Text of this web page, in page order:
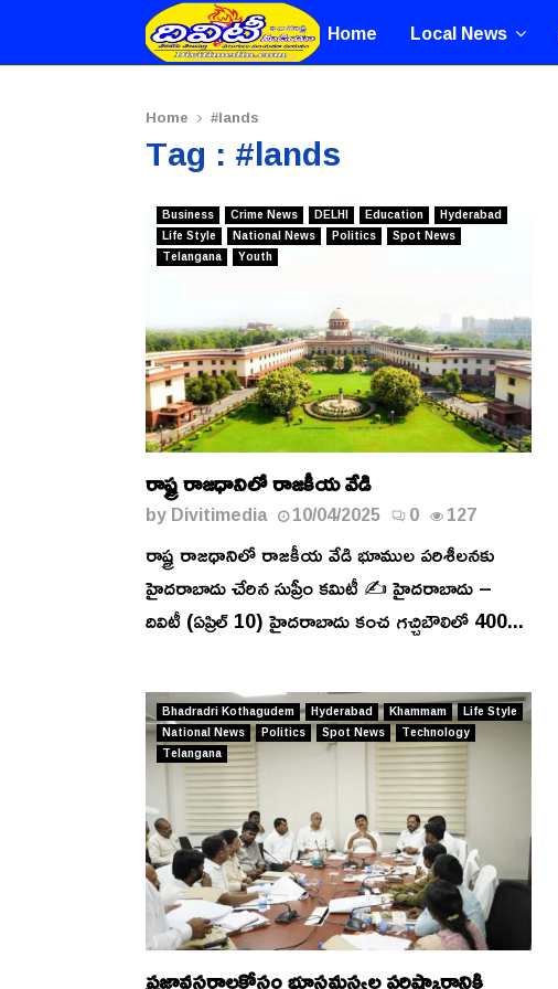
Home Local News
Home #lands
Tag : #lands
Business Crime News DELHI Education
Hyderabad
Life Style
National News Politics
Spot News
Telangana
Youth
రాష్ట్ర రాజధానిలో రాజకీయ వేడి
byDivitimedia 10/04/2025 0 127
రాష్ట్ర రాజధానిలో రాజకీయ వేడి భూముల పరిశీలనకు
హైదరాబాదు చేరిన సుప్రీం కమిటీ ✍️ హైదరాబాదు –
దివిటీ (ఏప్రిల్ 10) హైదరాబాదు కంచ గచ్చిబౌలిలో 400...
Bhadradri Kothagudem Hyderabad Khammam
Life Style
National News
Politics Spot News
Technology
Telangana
ప్రజావసరాలకోసం భూసమస్యల పరిష్కారానికి